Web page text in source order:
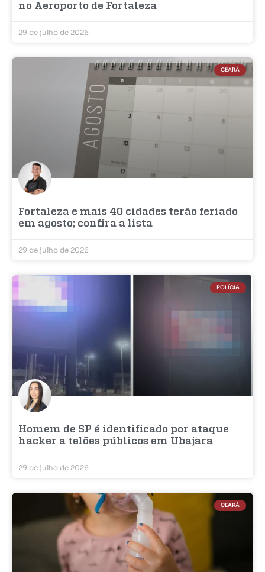
no Aeroporto de Fortaleza
29 de julho de 2026
CEARÁ
Fortaleza e mais 40 cidades terão feriado
em agosto; confira a lista
29 de julho de 2026
POLÍCIA
Homem de SP é identificado por ataque
hacker a telões públicos em Ubajara
29 de julho de 2026
CEARÁ